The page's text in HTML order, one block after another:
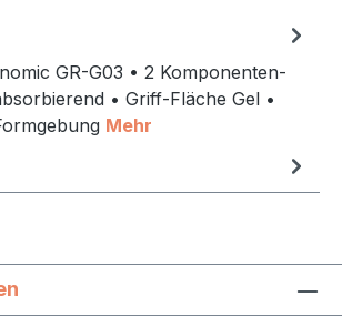
GR-G03 • 2 Komponenten-
• Griff-Fläche Gel •
Mehr